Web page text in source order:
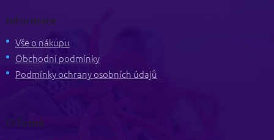
Informace
Vše o nákupu
Obchodní podmínky
Podmínky ochrany osobních údajů
O firmě